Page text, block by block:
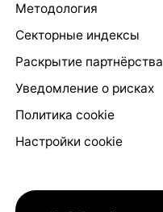
Методология
Секторные индексы
Раскрытие партнёрства
Уведомление о рисках
Политика cookie
Настройки cookie